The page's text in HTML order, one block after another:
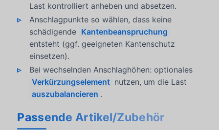
Last kontrolliert anheben und absetzen.
Anschlagpunkte so wählen, dass keine
schädigende Kantenbeanspruchung
entsteht (ggf. geeigneten Kantenschutz
einsetzen).
Bei wechselnden Anschlaghöhen: optionales
Verkürzungselement nutzen, um die Last
auszubalancieren .
Passende Artikel/Zubehör